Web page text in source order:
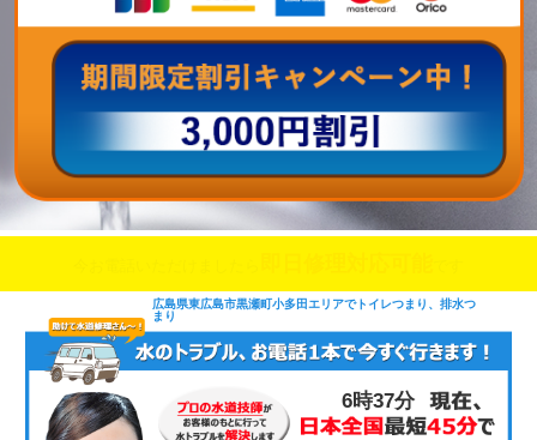
広島県東広島市黒瀬町小多田エリアでトイレつまり、排水つ
まり
6時37分